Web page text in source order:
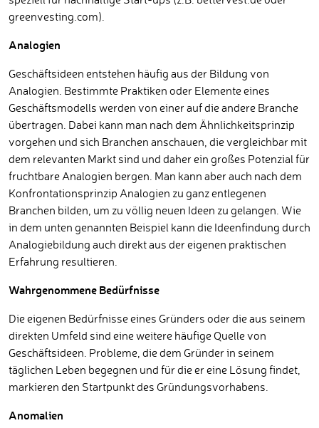
greenvesting.com).
Analogien
Geschäftsideen entstehen häufig aus der Bildung von
Analogien. Bestimmte Praktiken oder Elemente eines
Geschäftsmodells werden von einer auf die andere Branche
übertragen. Dabei kann man nach dem Ähnlichkeitsprinzip
vorgehen und sich Branchen anschauen, die vergleichbar mit
dem relevanten Markt sind und daher ein großes Potenzial für
fruchtbare Analogien bergen. Man kann aber auch nach dem
Konfrontationsprinzip Analogien zu ganz entlegenen
Branchen bilden, um zu völlig neuen Ideen zu gelangen. Wie
in dem unten genannten Beispiel kann die Ideenfindung durch
Analogiebildung auch direkt aus der eigenen praktischen
Erfahrung resultieren.
Wahrgenommene Bedürfnisse
Die eigenen Bedürfnisse eines Gründers oder die aus seinem
direkten Umfeld sind eine weitere häufige Quelle von
Geschäftsideen. Probleme, die dem Gründer in seinem
täglichen Leben begegnen und für die er eine Lösung findet,
markieren den Startpunkt des Gründungsvorhabens.
Anomalien